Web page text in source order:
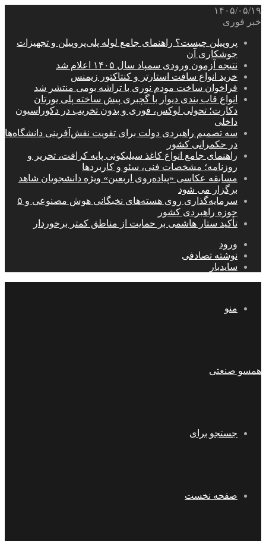
۱۴۰۵/۰۵/۱۹
خبر فوری
پروپیلن چیست؟ راهنمای جامع لوله پلی‌پروپیلن و تجهیزات
جوشکاری آن
نتیجه آزمون ورودی سمپاد سال ۱۴۰۵ اعلام شد
خرید انواع سافت استارتر و کنتاکتور زیمنس
فراخوان ساخت مودم نوری با تراشه بومی منتشر شد
انواع قاب بندی دیوار با گچبری پیش ساخته پلی یورتان
دکارت؛ تحولی لوکس، فوری و بدون تخریب در دکوراسیون
داخلی
سه تصمیم راهبردی دولت برای تقویت نقش‌آفرینی دانشگاه‌ها
در حکمرانی کشور
راهنمای جامع انواع کاغذ سیلیکونی پایه کرافت، تحریر و
روزنامه؛ مشخصات فنی، سئو و کاربردها
مسابقه عکاسی «پیاده‌روی اربعین» ویژه دانشجویان شاهد
برگزار می شود
سرمایه‌گذاری روی هسته‌های نخبگانی هوش مصنوعی و ۵
حوزه راهبردی کشور
تأکید ستار هاشمی بر حمایت از مناطق کمتر برخوردار
ورود
نوشته تصادفی
سایدبار
منو
همسو صنعتی
جستجو برای
صفحه نخست